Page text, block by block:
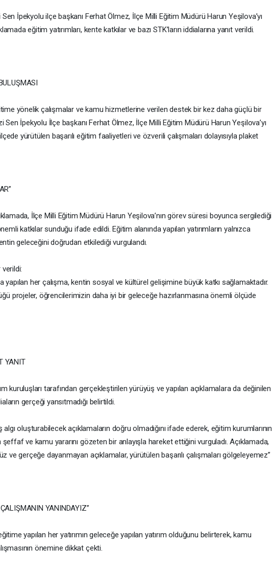
İpekyolu ilçe başkanı Ferhat Ölmez, İlçe Milli Eğitim Müdürü Harun Yeşilova’yı
eğitim yatırımları, kente katkılar ve bazı STK’ların iddialarına yanıt verildi.
yönelik çalışmalar ve kamu hizmetlerine verilen destek bir kez daha güçlü bir
Sen İpekyolu İlçe başkanı Ferhat Ölmez, İlçe Milli Eğitim Müdürü Harun Yeşilova’yı
yürütülen başarılı eğitim faaliyetleri ve özverili çalışmaları dolayısıyla plaket
İlçe Milli Eğitim Müdürü Harun Yeşilova’nın görev süresi boyunca sergilediği
katkılar sunduğu ifade edildi. Eğitim alanında yapılan yatırımların yalnızca
geleceğini doğrudan etkilediği vurgulandı.
yapılan her çalışma, kentin sosyal ve kültürel gelişimine büyük katkı sağlamaktadır.
projeler, öğrencilerimizin daha iyi bir geleceğe hazırlanmasına önemli ölçüde
YANIT
kuruluşları tarafından gerçekleştirilen yürüyüş ve yapılan açıklamalara da değinilen
gerçeği yansıtmadığı belirtildi.
oluşturabilecek açıklamaların doğru olmadığını ifade ederek, eğitim kurumlarının
ve kamu yararını gözeten bir anlayışla hareket ettiğini vurguladı. Açıklamada,
ve gerçeğe dayanmayan açıklamalar, yürütülen başarılı çalışmaları gölgeleyemez”
YANINDAYIZ”
yapılan her yatırımın geleceğe yapılan yatırım olduğunu belirterek, kamu
önemine dikkat çekti.